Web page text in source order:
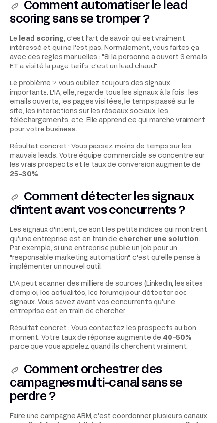
Comment automatiser le lead
scoring sans se tromper ?
Le lead scoring, c'est l'art de savoir qui est vraiment
intéressé et qui ne l'est pas. Normalement, vous faites ça
avec des règles manuelles : "Si la personne a ouvert 3 emails
ET a visité la page tarifs, c'est un lead chaud."
Le problème ? Vous oubliez toujours des signaux
importants. L'IA, elle, regarde tous les signaux à la fois : les
emails ouverts, les pages visitées, le temps passé sur le
site, les interactions sur les réseaux sociaux, les
téléchargements, etc. Elle apprend ce qui marche vraiment
pour votre business.
Résultat concret : Vous passez moins de temps sur les
mauvais leads. Votre équipe commerciale se concentre sur
les vrais prospects et le taux de conversion augmente de
25-30%.
Comment détecter les signaux
d'intent avant vos concurrents ?
Les signaux d'intent, ce sont les petits indices qui montrent
qu'une entreprise est en train de chercher une solution.
Par exemple, si une entreprise publie un job pour un
"responsable marketing automation", c'est qu'elle pense à
implémenter un nouvel outil.
L'IA peut scanner des milliers de sources (LinkedIn, les sites
d'emploi, les actualités, les forums) pour détecter ces
signaux. Vous savez avant vos concurrents qu'une
entreprise est en train de chercher.
Résultat concret : Vous contactez les prospects au bon
moment. Votre taux de réponse augmente de 40-50%
parce que vous appelez quand ils cherchent vraiment.
Comment orchestrer des
campagnes multi-canal sans se
perdre ?
Faire une campagne ABM, c'est coordonner plusieurs canaux